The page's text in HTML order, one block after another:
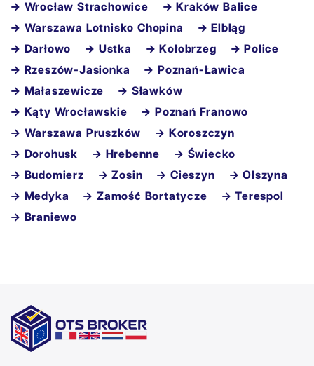
→ Wrocław Strachowice
→ Kraków Balice
→ Warszawa Lotnisko Chopina
→ Elbląg
→ Darłowo
→ Ustka → Kołobrzeg
→ Police
→ Rzeszów-Jasionka
→ Poznań-Ławica
→ Małaszewicze
→ Sławków
→ Kąty Wrocławskie
→ Poznań Franowo
→ Warszawa Pruszków
→ Koroszczyn
→ Dorohusk
→ Hrebenne
→ Świecko
→ Budomierz
→ Zosin → Cieszyn
→ Olszyna
→ Medyka
→ Zamość Bortatycze
→ Terespol
→ Braniewo